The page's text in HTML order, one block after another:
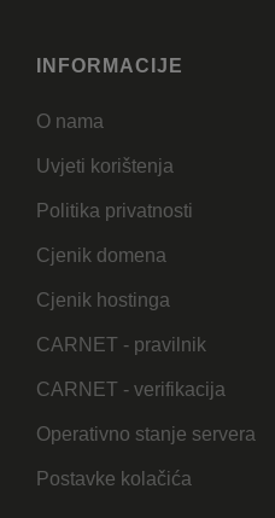
INFORMACIJE
O nama
Uvjeti korištenja
Politika privatnosti
Cjenik domena
Cjenik hostinga
CARNET - pravilnik
CARNET - verifikacija
Operativno stanje servera
Postavke kolačića